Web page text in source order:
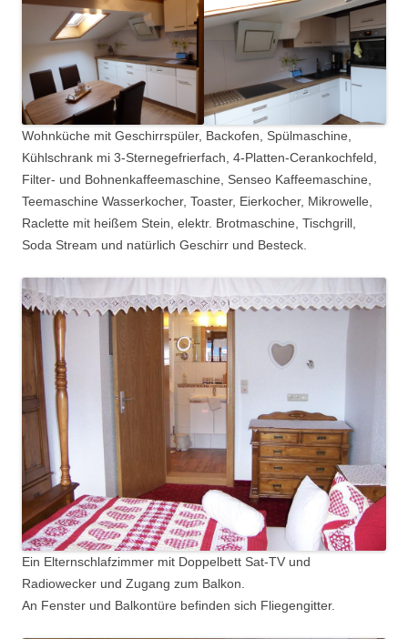
Wohnküche mit Geschirrspüler, Backofen, Spülmaschine,
Kühlschrank mi 3-Sternegefrierfach, 4-Platten-Cerankochfeld,
Filter- und Bohnenkaffeemaschine, Senseo Kaffeemaschine,
Teemaschine Wasserkocher, Toaster, Eierkocher, Mikrowelle,
Raclette mit heißem Stein, elektr. Brotmaschine, Tischgrill,
Soda Stream und natürlich Geschirr und Besteck.
Ein Elternschlafzimmer mit Doppelbett Sat-TV und
Radiowecker und Zugang zum Balkon.
An Fenster und Balkontüre befinden sich Fliegengitter.